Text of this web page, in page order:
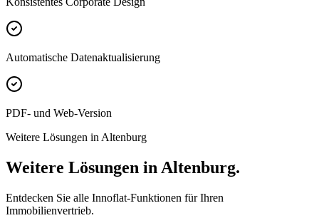
Automatische Datenaktualisierung
PDF- und Web-Version
Weitere Lösungen in Altenburg
Weitere Lösungen in Altenburg.
Entdecken Sie alle Innoflat-Funktionen für Ihren
Immobilienvertrieb.